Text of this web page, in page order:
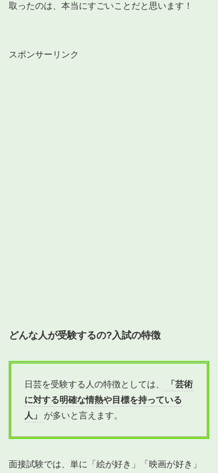
取ったのは、本当にすごいことだと思います！
スポンサーリンク
どんな人が受験するの?入試の特徴
日芸を受験する人の特徴としては、
「芸術
に対する明確な情熱や目標を持っている
人」
が多いと言えます。
面接試験では、単に「絵が好き」「映画が好き」